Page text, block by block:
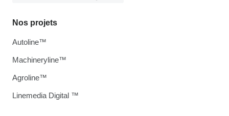
Nos projets
Autoline™
Machineryline™
Agroline™
Linemedia Digital ™